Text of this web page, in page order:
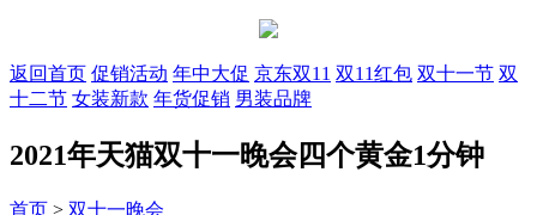
返回首页 促销活动 年中大促 京东双11 双11红包 双十一节 双
十二节 女装新款 年货促销 男装品牌
2021年天猫双十一晚会四个黄金1分钟
首页 > 双十一晚会